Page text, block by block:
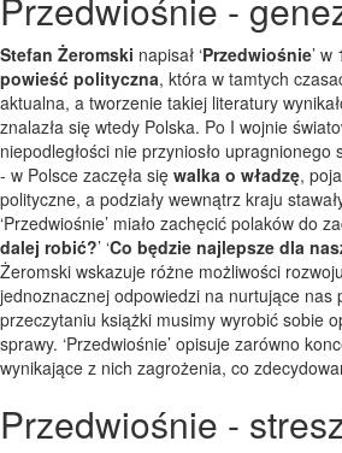
Stefan Żeromski napisał ‘Przedwiośnie’
powieść polityczna, która w tamtych
aktualna, a tworzenie takiej literatury
znalazła się wtedy Polska. Po I wojnie
niepodległości nie przyniosło
- w Polsce zaczęła się walka o władzę,
polityczne, a podziały wewnątrz kraju
‘Przedwiośnie’ miało zachęcić polaków do
dalej robić?’ ‘Co będzie najlepsze dla
Żeromski wskazuje różne możliwości
jednoznacznej odpowiedzi na nurtujące nas
przeczytaniu książki musimy wyrobić sobie
sprawy. ‘Przedwiośnie’ opisuje zarówno
wynikające z nich zagrożenia, co
Przedwiośnie -